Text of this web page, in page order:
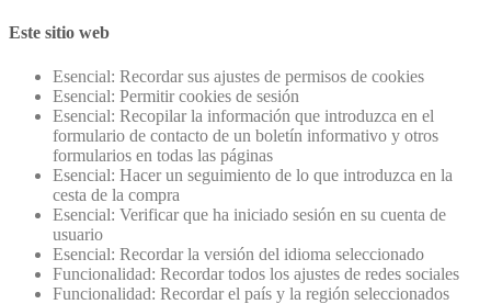
Este sitio web
Esencial: Recordar sus ajustes de permisos de cookies
Esencial: Permitir cookies de sesión
Esencial: Recopilar la información que introduzca en el
formulario de contacto de un boletín informativo y otros
formularios en todas las páginas
Esencial: Hacer un seguimiento de lo que introduzca en la
cesta de la compra
Esencial: Verificar que ha iniciado sesión en su cuenta de
usuario
Esencial: Recordar la versión del idioma seleccionado
Funcionalidad: Recordar todos los ajustes de redes sociales
Funcionalidad: Recordar el país y la región seleccionados